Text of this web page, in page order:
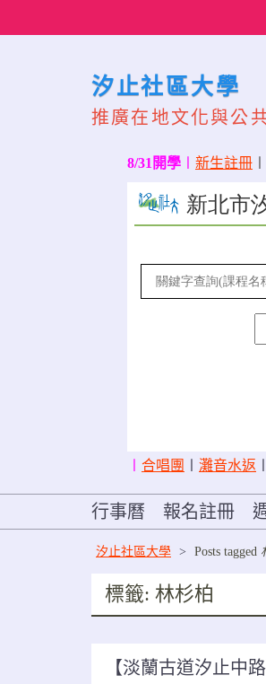
汐止社區大學
推廣在地文化與公
8/31開學 新生註冊
合唱團 灘音水返
行事曆 報名註冊
汐止社區大學 > Posts tagged
標籤: 林杉柏
【淡蘭古道汐止中